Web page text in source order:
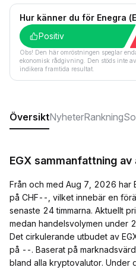
Hur känner du för Enegra
Positiv
Obs! Den här omröstningen speglar
ekonomisk rådgivning. Den stöds inte
indikera framtida resultat.
ÖversiktNyheterRankning
EGX sammanfattning
Från och med Aug 7, 2026 har
på CHF--, vilket innebär en
senaste 24 timmarna. Aktuellt
medan handelsvolymen under
Det cirkulerande utbudet av
på --. Baserat på
bland alla kryptovalutor. Under